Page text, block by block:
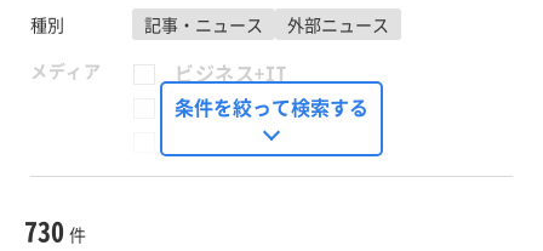
種別 記事・ニュース
外部ニュース
メディア
ビジネス+IT
FinTech Journal
Seizo Trend
条件を絞って検索する
730 件